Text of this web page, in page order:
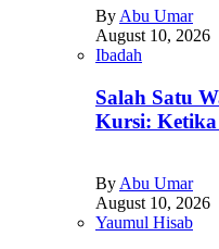
By Abu Umar
August 10, 2026
Ibadah
Salah Satu
Kursi: Ketika
By Abu Umar
August 10, 2026
Yaumul Hisab